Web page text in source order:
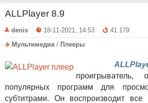
ALLPlayer 8.9
denis 18-11-2021, 14:53
41 179
Мультимедиа/ Плееры
популярных программ для
субтитрами. Он воспроизводит все